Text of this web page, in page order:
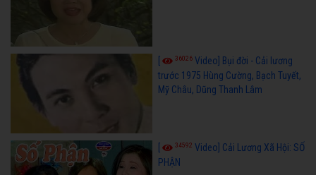
36026 Video] Bụi đời - Cải lương
trước 1975 Hùng Cường, Bạch Tuyết,
Mỹ Châu, Dũng Thanh Lâm
34592 Video] Cải Lương Xã Hội: SỐ
PHẬN